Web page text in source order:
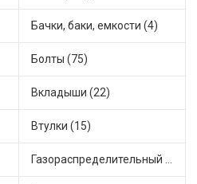
Бачки, баки, емкости (4)
Болты (75)
Вкладыши (22)
Втулки (15)
Газораспределительный механизм (2)